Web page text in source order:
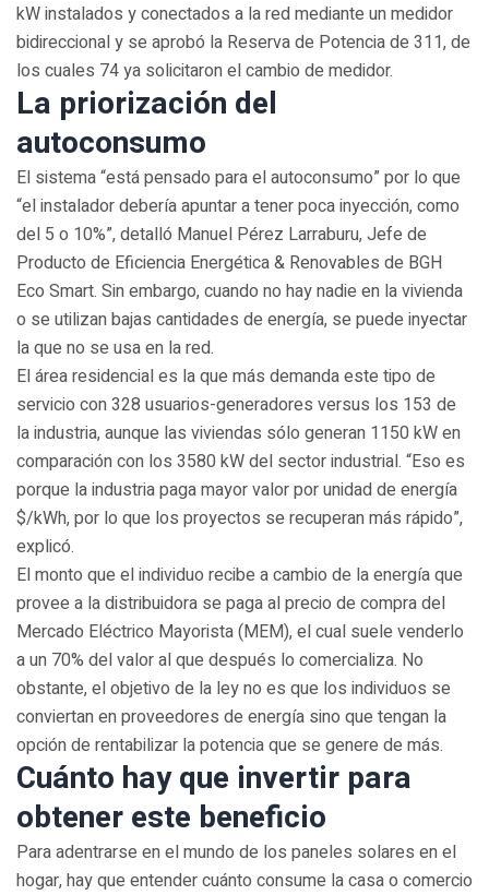
kW instalados y conectados a la red mediante un medidor
bidireccional y se aprobó la Reserva de Potencia de 311, de
los cuales 74 ya solicitaron el cambio de medidor.
La priorización del
autoconsumo
El sistema “está pensado para el autoconsumo” por lo que
“el instalador debería apuntar a tener poca inyección, como
del 5 o 10%”, detalló Manuel Pérez Larraburu, Jefe de
Producto de Eficiencia Energética & Renovables de BGH
Eco Smart. Sin embargo, cuando no hay nadie en la vivienda
o se utilizan bajas cantidades de energía, se puede inyectar
la que no se usa en la red.
El área residencial es la que más demanda este tipo de
servicio con 328 usuarios-generadores versus los 153 de
la industria, aunque las viviendas sólo generan 1150 kW en
comparación con los 3580 kW del sector industrial. “Eso es
porque la industria paga mayor valor por unidad de energía
$/kWh, por lo que los proyectos se recuperan más rápido”,
explicó.
El monto que el individuo recibe a cambio de la energía que
provee a la distribuidora se paga al precio de compra del
Mercado Eléctrico Mayorista (MEM), el cual suele venderlo
a un 70% del valor al que después lo comercializa. No
obstante, el objetivo de la ley no es que los individuos se
conviertan en proveedores de energía sino que tengan la
opción de rentabilizar la potencia que se genere de más.
Cuánto hay que invertir para
obtener este beneficio
Para adentrarse en el mundo de los paneles solares en el
hogar, hay que entender cuánto consume la casa o comercio